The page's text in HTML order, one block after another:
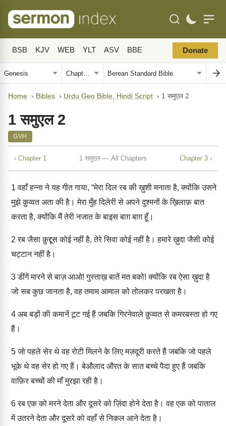
BSB KJV WEB YLT ASV BBE Donate
Home › Bibles › Urdu Geo Bible, Hindi Script › 1 समुएल 2
1 समुएल 2
GVH
‹ Chapter 1 1 समुएल — All Chapters Chapter 3 ›
1 वहाँ हन्ना ने यह गीत गाया, “मेरा दिल रब की ख़ुशी मनाता है, क्योंकि उसने
मुझे क़ुव्वत अता की है। मेरा मुँह दिलेरी से अपने दुश्मनों के ख़िलाफ़ बात
करता है, क्योंकि मैं तेरी नजात के बाइस बाग़ बाग़ हूँ।
2 रब जैसा क़ुद्दूस कोई नहीं है, तेरे सिवा कोई नहीं है। हमारे ख़ुदा जैसी कोई
चट्टान नहीं है।
3डींगें मारने से बाज़ आओ! गुस्ताख़ बातें मत बको! क्योंकि रब ऐसा ख़ुदा है
जो सब कुछ जानता है, वह तमाम आमाल को तोलकर परखता है।
4 अब बड़ों की कमानें टूट गई हैं जबकि गिरनेवाले क़ुव्वत से कमरबस्ता हो गए
हैं।
5जो पहले सेर थे वह रोटी मिलने के लिए मज़दूरी करते हैं जबकि जो पहले
भूके थे वह सेर हो गए हैं। बेऔलाद औरत के सात बच्चे पैदा हुए हैं जबकि
वाफ़िर बच्चों की माँ मुरझा रही है।
6रब एक को मरने देता और दूसरे को ज़िंदा होने देता है। वह एक को पाताल
में उतरने देता और दूसरे को वहाँ से निकल आने देता है।